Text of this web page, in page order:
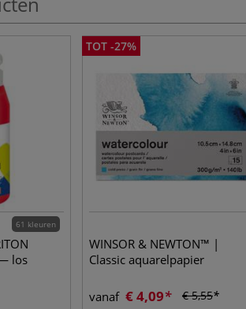
61 kleuren
los
TOT -27%
WINSOR & NEWTON™ |
Classic aquarelpapier
vanaf € 4,09 € 5,55